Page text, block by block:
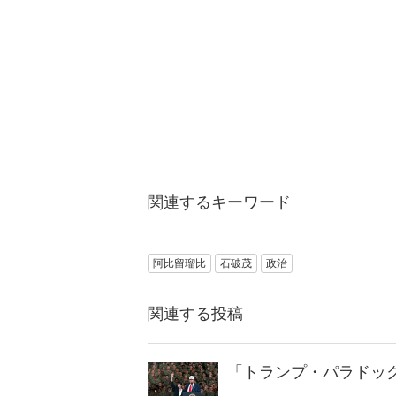
関連するキーワード
阿比留瑠比 石破茂 政治
関連する投稿
「トランプ・パラド